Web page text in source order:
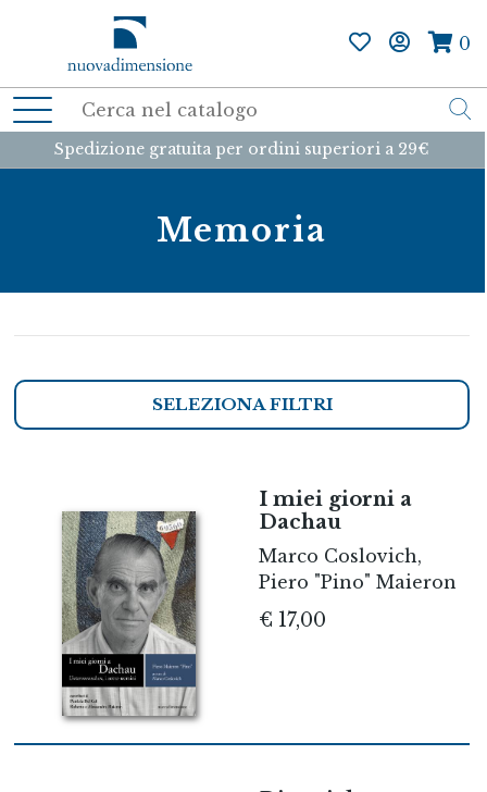
0
Spedizione gratuita per ordini superiori a 29€
Memoria
SELEZIONA FILTRI
I miei giorni a
Dachau
Marco Coslovich,
Piero "Pino" Maieron
€ 17,00